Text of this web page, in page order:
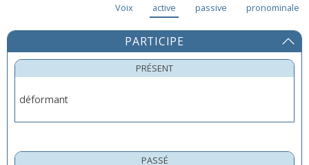
Voix active passive pronominale
PARTICIPE
PRÉSENT
déformant
PASSÉ